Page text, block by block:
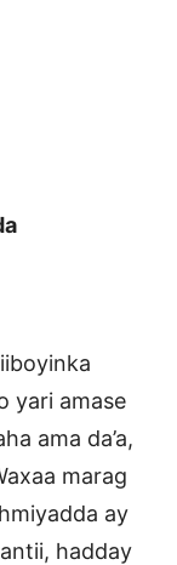
yari amase
ama da’a,
marag
ay
hadday